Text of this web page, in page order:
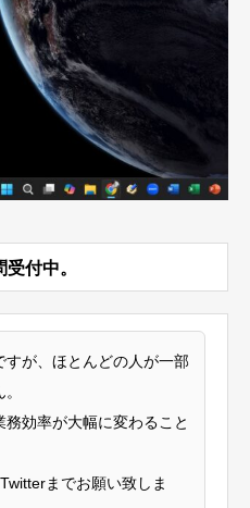
付中。
が、ほとんどの人が一部
効率が大幅に変わること
までお願い致しま